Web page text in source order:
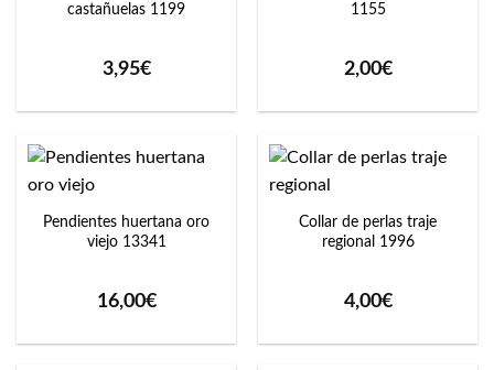
castañuelas 1199
3,95€
1155
2,00€
Pendientes huertana oro
viejo 13341
16,00€
Collar de perlas traje
regional 1996
4,00€